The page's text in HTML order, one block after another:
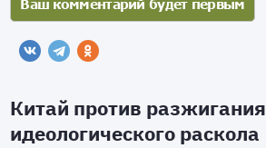
Китай против разжигания
идеологического раскола